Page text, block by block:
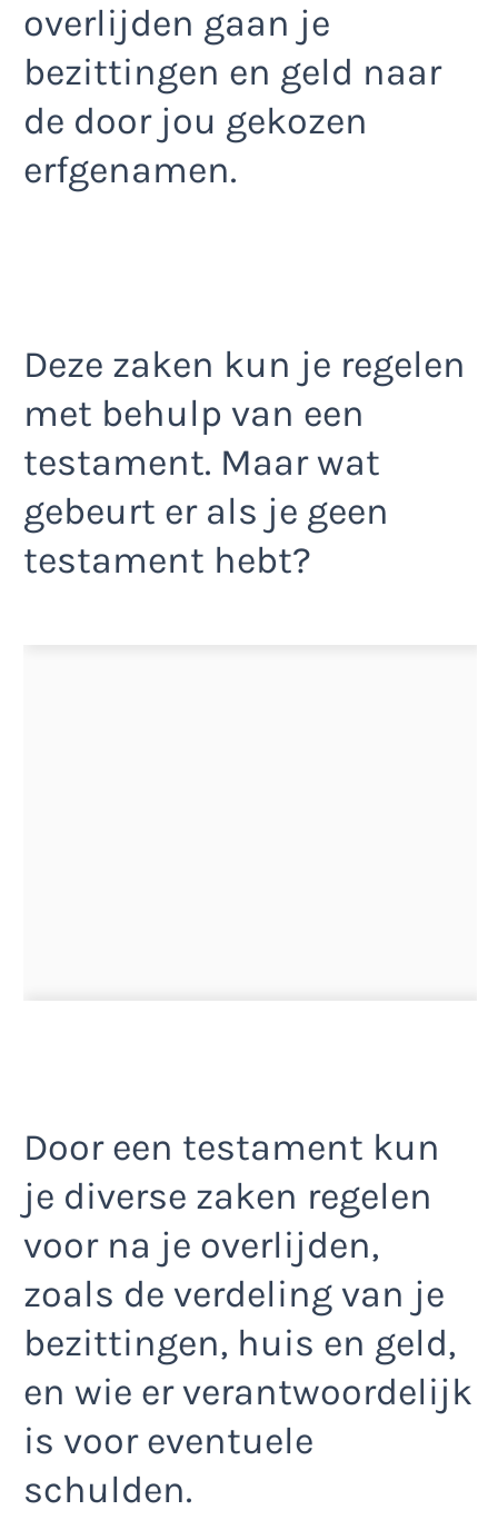
overlijden gaan je
bezittingen en geld naar
de door jou gekozen
erfgenamen.
Deze zaken kun je regelen
met behulp van een
testament. Maar wat
gebeurt er als je geen
testament hebt?
Door een testament kun
je diverse zaken regelen
voor na je overlijden,
zoals de verdeling van je
bezittingen, huis en geld,
en wie er verantwoordelijk
is voor eventuele
schulden.